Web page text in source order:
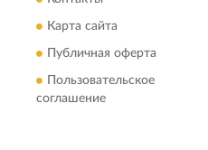
Карта сайта
Публичная оферта
Пользовательское
соглашение